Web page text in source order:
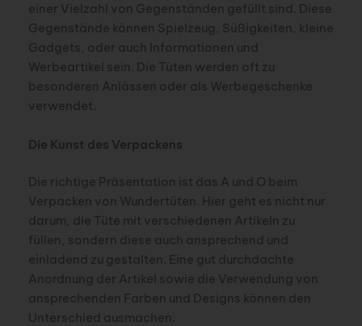
einer Vielzahl von Gegenständen gefüllt sind. Diese
Gegenstände können Spielzeug, Süßigkeiten, kleine
Gadgets, oder auch Informationen und
Werbeartikel sein. Die Tüten werden oft zu
besonderen Anlässen oder als Werbegeschenke
verwendet.
Die Kunst des Verpackens
Die richtige Präsentation ist das A und O beim
Verpacken von Wundertüten. Hier geht es nicht nur
darum, die Tüte mit verschiedenen Artikeln zu
füllen, sondern diese auch ansprechend und
einladend zu gestalten. Eine gut durchdachte
Anordnung der Artikel sowie die Verwendung von
ansprechenden Farben und Designs können den
Unterschied ausmachen.